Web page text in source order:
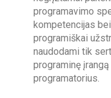
programavimo
kompetencijas
programiškai
naudodami tik
programinę
programatorius.